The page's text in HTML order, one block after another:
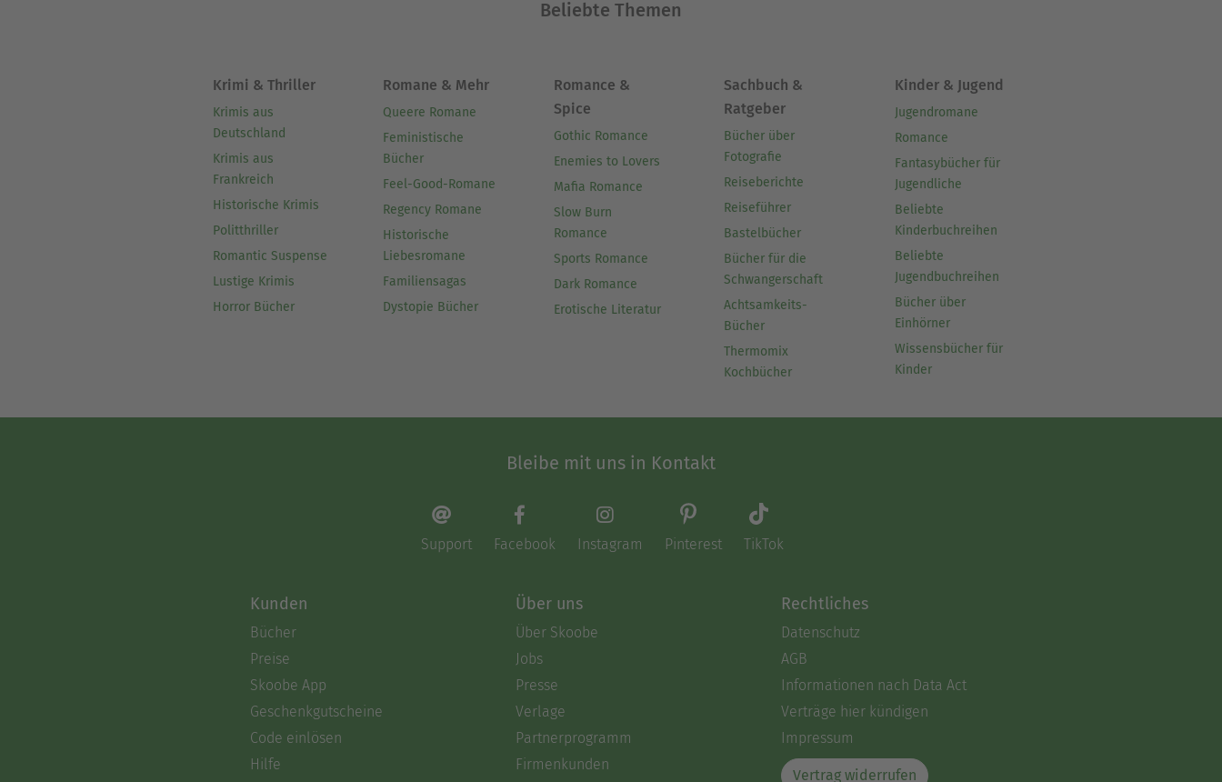
Beliebte Themen
Krimi & Thriller
Krimis aus
Deutschland
Krimis aus
Frankreich
Historische Krimis
Politthriller
Romantic Suspense
Lustige Krimis
Horror Bücher
Romane & Mehr
Queere Romane
Feministische
Bücher
Feel-Good-Romane
Regency Romane
Historische
Liebesromane
Familiensagas
Dystopie Bücher
Romance &
Spice
Gothic Romance
Enemies to Lovers
Mafia Romance
Slow Burn
Romance
Sports Romance
Dark Romance
Erotische Literatur
Sachbuch &
Ratgeber
Bücher über
Fotografie
Reiseberichte
Reiseführer
Bastelbücher
Bücher für die
Schwangerschaft
Achtsamkeits-
Bücher
Thermomix
Kochbücher
Kinder & Jugend
Jugendromane
Romance
Fantasybücher für
Jugendliche
Beliebte
Kinderbuchreihen
Beliebte
Jugendbuchreihen
Bücher über
Einhörner
Wissensbücher für
Kinder
Bleibe mit uns in Kontakt
Support Facebook Instagram Pinterest TikTok
Kunden
Bücher
Preise
Skoobe App
Geschenkgutscheine
Code einlösen
Hilfe
Über uns
Über Skoobe
Jobs
Presse
Verlage
Partnerprogramm
Firmenkunden
Rechtliches
Datenschutz
AGB
Informationen nach Data Act
Verträge hier kündigen
Impressum
Vertrag widerrufen